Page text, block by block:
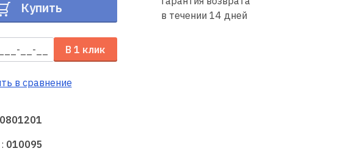
Купить
В 1 клик
в течении 14 дней
в сравнение
010095